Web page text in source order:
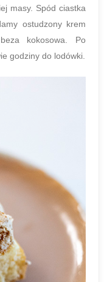
masy. Spód ciastka
ostudzony krem
kokosowa. Po
godziny do lodówki.